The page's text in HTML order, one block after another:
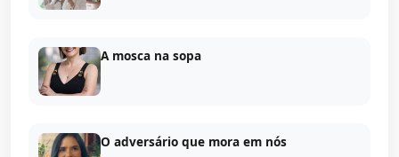
A mosca na sopa
O adversário que mora em nós